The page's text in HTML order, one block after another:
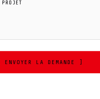
[ ENVOYER LA DEMANDE ]